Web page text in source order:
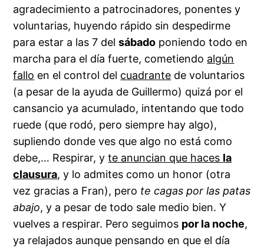
agradecimiento a patrocinadores, ponentes y
voluntarias, huyendo rápido sin despedirme
para estar a las 7 delsábado poniendo todo en
marcha para el día fuerte, cometiendo algún
fallo en el control del cuadrante de voluntarios
(a pesar de la ayuda de Guillermo) quizá por el
cansancio ya acumulado, intentando que todo
ruede (que rodó, pero siempre hay algo),
supliendo donde ves que algo no está como
debe,… Respirar, yte anuncian que haces la
clausura, y lo admites como un honor (otra
vez gracias a Fran), pero te cagas por las patas
abajo, y a pesar de todo sale medio bien. Y
vuelves a respirar. Pero seguimos por la noche,
ya relajados aunque pensando en que el día